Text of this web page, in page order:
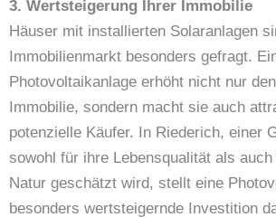
3. Wertsteigerung Ihrer Immobilie
Häuser mit installierten Solaranlagen
Immobilienmarkt besonders gefragt.
Photovoltaikanlage erhöht nicht nur
Immobilie, sondern macht sie auch
potenzielle Käufer. In Riederich, einer
sowohl für ihre Lebensqualität als
Natur geschätzt wird, stellt eine
besonders wertsteigernde Investition